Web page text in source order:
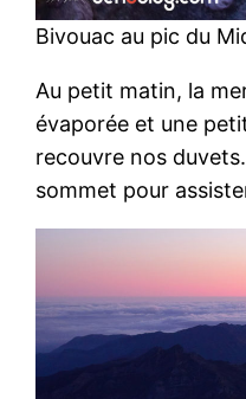
Bivouac au pic du
Au petit matin, la
évaporée et une
recouvre nos
sommet pour